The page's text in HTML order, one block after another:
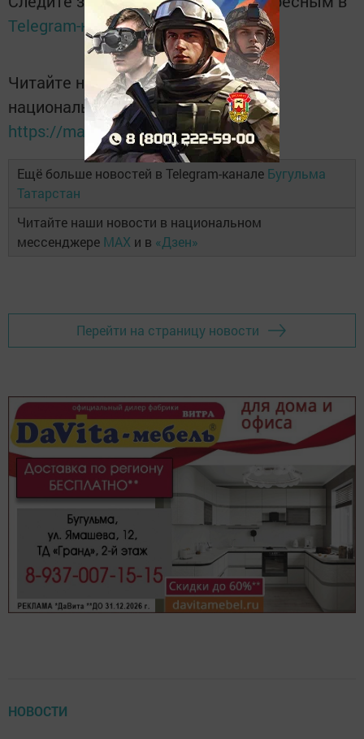
Telegram-каналеТатмедиа
Читайте новости Татарстана в
национальном мессенджере MАХ:
https://max.ru/tatmedia
Ещё больше новостей в Telegram-канале Бугульма
Татарстан
Читайте наши новости в национальном
мессенджере MAX и в «Дзен»
Перейти на страницу новости
НОВОСТИ